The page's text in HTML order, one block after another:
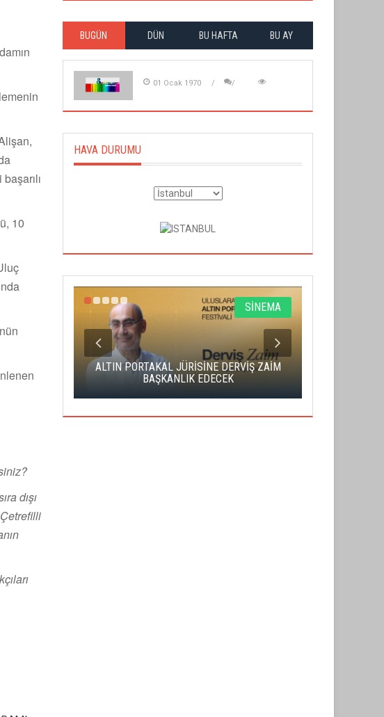
10
dışı
BUGÜN DÜN BU HAFTA BU AY
01 Ocak 1970
HAVA DURUMU
YAPACAK
SİNEMA
ALTIN PORTAKAL JÜRİSİNE DERVİŞ ZAİM
BAŞKANLIK EDECEK